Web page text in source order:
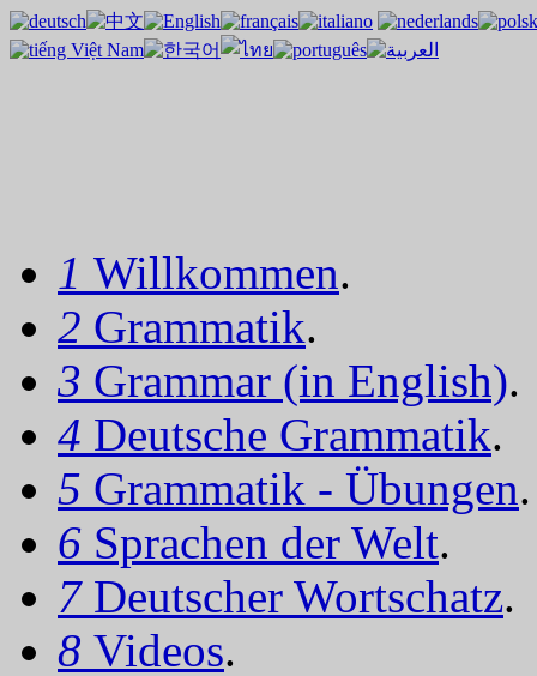
1 Willkommen.
2 Grammatik.
3 Grammar (in English).
4 Deutsche Grammatik.
5 Grammatik - Übungen.
6 Sprachen der Welt.
7 Deutscher Wortschatz.
8 Videos.